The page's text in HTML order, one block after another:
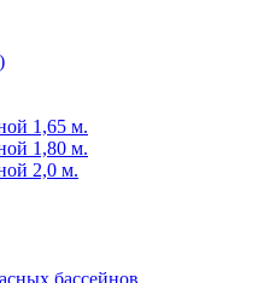
1,65 м.
1,80 м.
2,0 м.
бассейнов